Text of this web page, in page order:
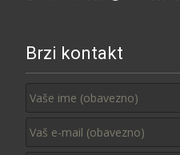
Brzi kontakt